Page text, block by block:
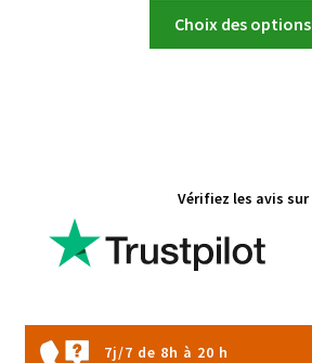
Choix des options
Vérifiez les avis sur
7j/7 de 8h à 20 h